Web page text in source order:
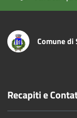
Comune di
Recapiti e